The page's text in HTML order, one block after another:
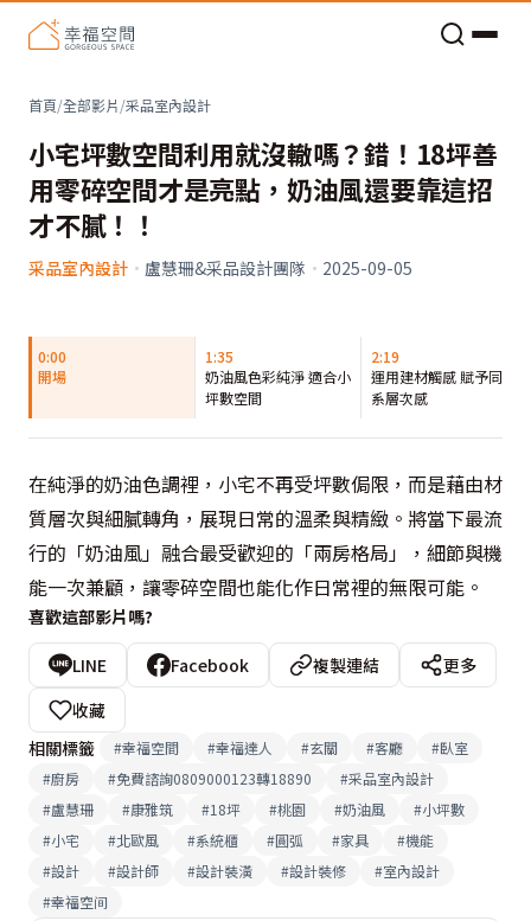
首頁/全部影片/采品室內設計
小宅坪數空間利用就沒轍嗎？錯！18坪善
用零碎空間才是亮點，奶油風還要靠這招
才不膩！！
采品室內設計 · 盧慧珊&采品設計團隊 · 2025-09-05
0:00
開場
1:35
奶油風色彩純淨 適合小
坪數空間
2:19
運用建材觸感 賦予同色
系層次感
在純淨的奶油色調裡，小宅不再受坪數侷限，而是藉由材
質層次與細膩轉角，展現日常的溫柔與精緻。將當下最流
行的「奶油風」融合最受歡迎的「兩房格局」，細節與機
能一次兼顧，讓零碎空間也能化作日常裡的無限可能。
喜歡這部影片嗎?
LINE Facebook 複製連結
更多
收藏
相關標籤
#幸福空間 #幸福達人 #玄關 #客廳 #臥室
#廚房 #免費諮詢0809000123轉18890 #采品室內設計
#盧慧珊 #康雅筑 #18坪 #桃園 #奶油風 #小坪數
#小宅 #北歐風 #系統櫃 #圓弧 #家具 #機能
#設計 #設計師 #設計裝潢 #設計裝修 #室內設計
#幸福空间